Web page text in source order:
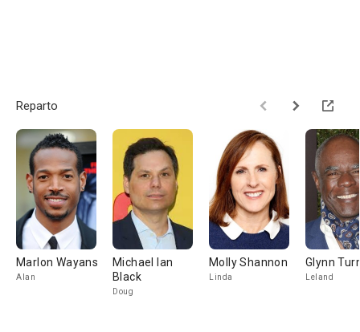
Reparto
Marlon Wayans
Alan
Michael Ian
Black
Doug
Molly Shannon
Linda
Glynn
Leland